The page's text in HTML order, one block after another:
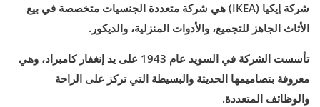
شركة إيكيا (IKEA) هي شركة متعددة الجنسيات متخصصة في بيع
الأثاث الجاهز للتجميع، والأدوات المنزلية، والديكور.
تأسست الشركة في السويد عام 1943 على يد إنغفار كامبراد، وهي
معروفة بتصاميمها الحديثة والبسيطة التي تركز على الراحة
والوظائف المتعددة.